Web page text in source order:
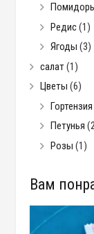
Редис(1)
Ягоды (3)
салат(1)
Цветы (6)
Гортензия
Петунья
Розы (1)
Вам